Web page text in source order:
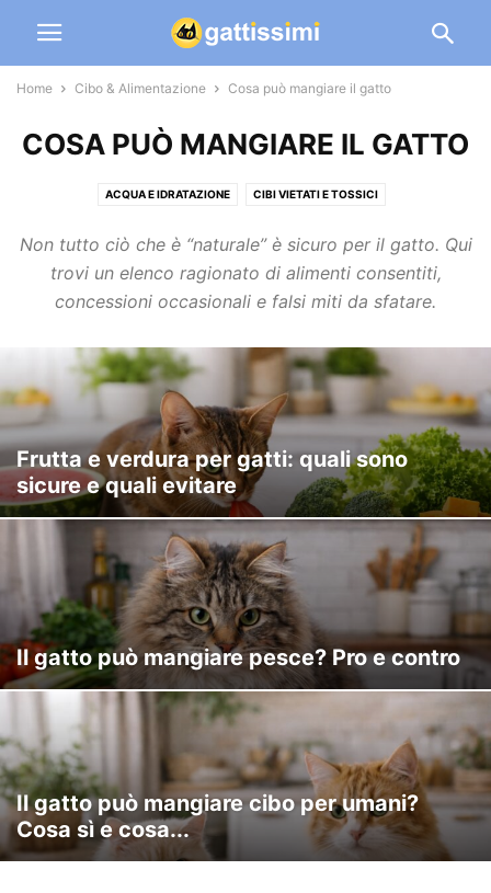
Home Cibo & Alimentazione Cosa può mangiare il gatto
COSA PUÒ MANGIARE IL GATTO
ACQUA E IDRATAZIONE CIBI VIETATI E TOSSICI
DIGESTIONE, VOMITO E DIARREA PESO, DIETA E FORMA FISICA
Non tutto ciò che è “naturale” è sicuro per il gatto. Qui
trovi un elenco ragionato di alimenti consentiti,
concessioni occasionali e falsi miti da sfatare.
Frutta e verdura per gatti: quali sono
sicure e quali evitare
Il gatto può mangiare pesce? Pro e contro
Il gatto può mangiare cibo per umani?
Cosa sì e cosa...